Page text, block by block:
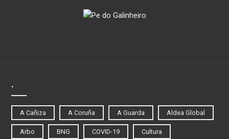
.
A Cañiza A Coruña A Guarda Aldea Global
Arbo BNG COVID-19 Cultura